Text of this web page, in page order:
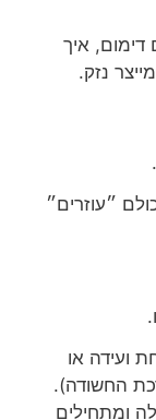
איך
נזק.
״עוזרים״
ועידה או
החשודה).
ומתחילים